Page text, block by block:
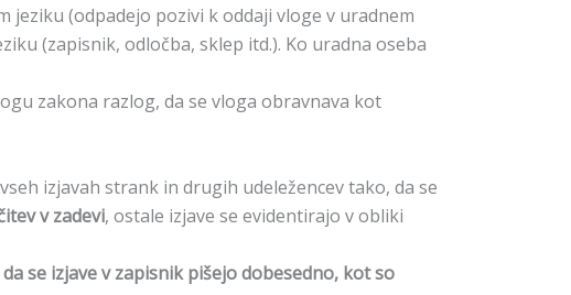
(odpadejo pozivi k oddaji vloge v uradnem
(zapisnik, odločba, sklep itd.). Ko uradna oseba
zakona razlog, da se vloga obravnava kot
izjavah strank in drugih udeležencev tako, da se
v zadevi, ostale izjave se evidentirajo v obliki
se izjave v zapisnik pišejo dobesedno, kot so